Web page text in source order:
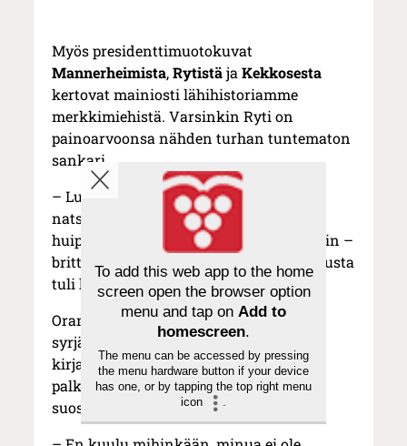
Myös presidenttimuotokuvat
Mannerheimista,RytistäjaKekkosesta
kertovat mainiosti lähihistoriamme
merkkimiehistä. Varsinkin Ryti on
painoarvoonsa nähden turhan tuntematon
sankari.
– Luulin alkuun Rytin olevan
natsimielinen kuikuli, mutta löysin
huippuälykkään ja sivistyneen anglofiilin –
brittiläisen kulttuurin ystävän – ja minusta
tuli hänen ihailijansa.
Oranen kokee tulleensa ”täysin
syrjäytetyksi ja hylätyksi” myös
kirjallisuuspiireissä. Hän ei ole ollut
palkintoraatien ja apurahalautakuntien
suosiossa.
To add this web app to the home
screen open the browser option
menu and tap on Add to
homescreen.
The menu can be accessed by pressing
the menu hardware button if your device
has one, or by tapping the top right menu
icon
.